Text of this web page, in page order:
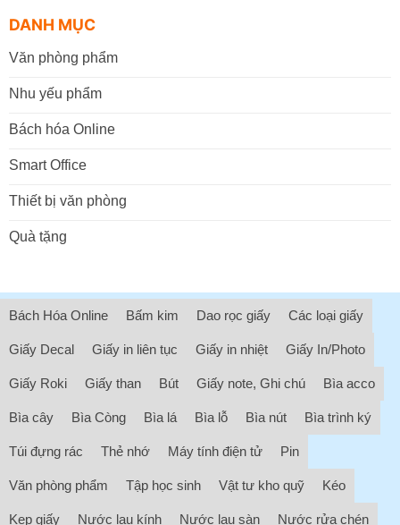
DANH MỤC
Văn phòng phẩm
Nhu yếu phẩm
Bách hóa Online
Smart Office
Thiết bị văn phòng
Quà tặng
Bách Hóa Online Bấm kim Dao rọc giấy Các loại giấy
Giấy Decal Giấy in liên tục Giấy in nhiệt Giấy In/Photo
Giấy Roki Giấy than Bút Giấy note, Ghi chú Bìa acco
Bìa cây Bìa Còng Bìa lá Bìa lỗ Bìa nút Bìa trình ký
Túi đựng rác Thẻ nhớ Máy tính điện tử Pin
Văn phòng phẩm Tập học sinh Vật tư kho quỹ Kéo
Kẹp giấy Nước lau kính Nước lau sàn Nước rửa chén